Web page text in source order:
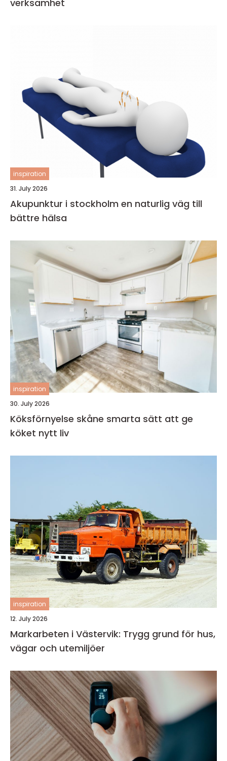
verksamhet
inspiration
31. July 2026
Akupunktur i stockholm en naturlig väg till
bättre hälsa
inspiration
30. July 2026
Köksförnyelse skåne smarta sätt att ge
köket nytt liv
inspiration
12. July 2026
Markarbeten i Västervik: Trygg grund för hus,
vägar och utemiljöer